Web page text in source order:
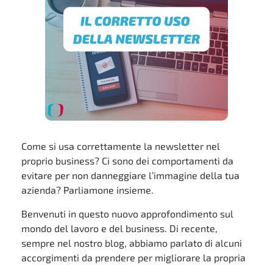
Come si usa correttamente la newsletter nel
proprio business? Ci sono dei comportamenti da
evitare per non danneggiare l’immagine della tua
azienda? Parliamone insieme.
Benvenuti in questo nuovo approfondimento sul
mondo del lavoro e del business. Di recente,
sempre nel nostro blog, abbiamo parlato di alcuni
accorgimenti da prendere per migliorare la propria